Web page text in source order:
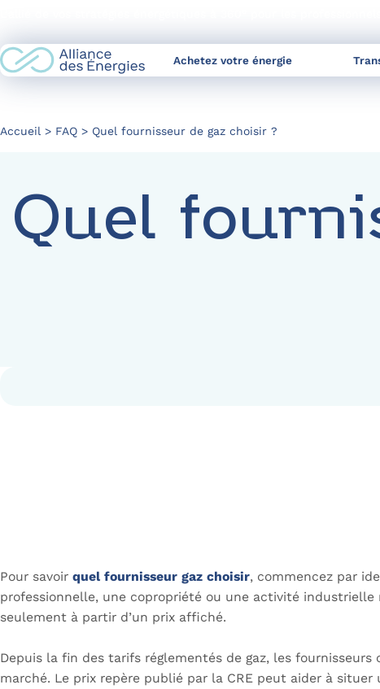
Content
Achetez votre énergie
Accueil FAQ Quel fournisseur de gaz choisir ?
Quel
Pour savoir quel fournisseur gaz choisir, commencez par
professionnelle, une copropriété ou une activité
seulement à partir d’un prix affiché.
Depuis la fin des tarifs réglementés de gaz, les
marché. Le prix repère publié par la CRE peut aider à